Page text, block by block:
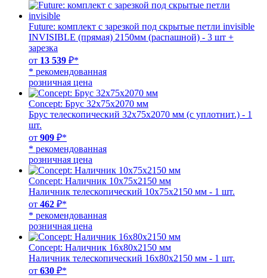
Future: комплект с зарезкой под скрытые петли invisible
INVISIBLE (прямая) 2150мм (распашной) - 3 шт +
зарезка
от 13 539 ₽*
* рекомендованная
розничная цена
Concept: Брус 32х75х2070 мм
Брус телескопический 32х75х2070 мм (с уплотнит.) - 1
шт.
от 909 ₽*
* рекомендованная
розничная цена
Concept: Наличник 10х75х2150 мм
Наличник телескопический 10х75х2150 мм - 1 шт.
от 462 ₽*
* рекомендованная
розничная цена
Concept: Наличник 16х80х2150 мм
Наличник телескопический 16х80х2150 мм - 1 шт.
от 630 ₽*